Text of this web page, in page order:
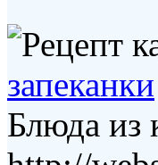
запеканки
Блюда из